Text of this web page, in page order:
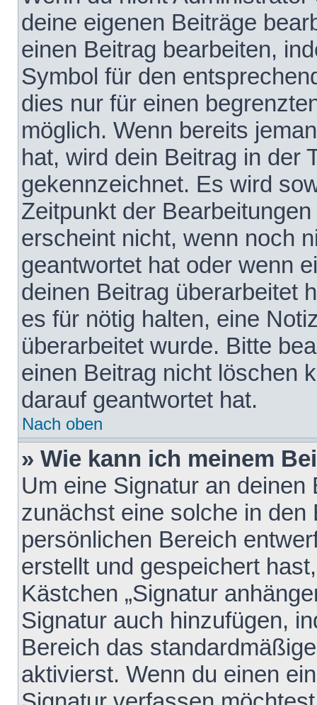
deine eigenen Beiträge
einen Beitrag bearbeiten,
Symbol für den
dies nur für einen
möglich. Wenn bereits
hat, wird dein Beitrag in der
gekennzeichnet. Es wird
Zeitpunkt der
erscheint nicht, wenn noch
geantwortet hat oder wenn
deinen Beitrag überarbeitet
es für nötig halten, eine
überarbeitet wurde. Bitte
einen Beitrag nicht löschen
darauf geantwortet hat.
Nach oben
» Wie kann ich meinem
Um eine Signatur an
zunächst eine solche in den
persönlichen Bereich
erstellt und gespeichert
Kästchen „Signatur
Signatur auch hinzufügen,
Bereich das
aktivierst. Wenn du einen